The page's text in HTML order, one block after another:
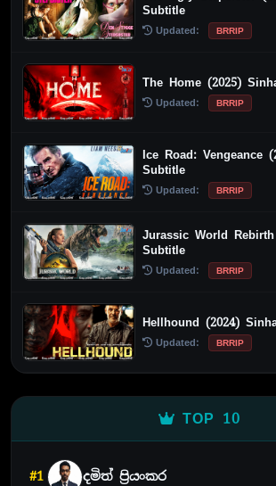
Subtitle
Updated: BRRIP
The Home (2025)
Updated: BRRIP
Ice Road: Vengeance
Subtitle
Updated: BRRIP
Jurassic World
Subtitle
Updated: BRRIP
Hellhound (2024)
Updated: BRRIP
TOP 10
#1 දමිත් ප්‍රියංකර